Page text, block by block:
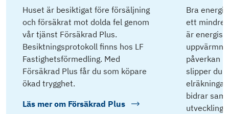
Huset är besiktigat före försäljning
och försäkrat mot dolda fel genom
vår tjänst Försäkrad Plus.
Besiktningsprotokoll finns hos LF
Fastighetsförmedling. Med
Försäkrad Plus får du som köpare
ökad trygghet.
Läs mer om Försäkrad Plus
Bra
ett mindre
är
påverkan
slipper du
bidrar
utveckling.